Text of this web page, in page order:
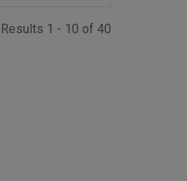
Results 1 - 10 of 40